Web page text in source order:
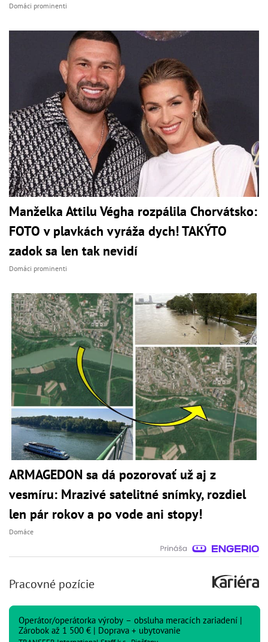
Domáci prominenti
Manželka Attilu Végha rozpálila Chorvátsko:
FOTO v plavkách vyráža dych! TAKÝTO
zadok sa len tak nevidí
Domáci prominenti
ARMAGEDON sa dá pozorovať už aj z
vesmíru: Mrazivé satelitné snímky, rozdiel
len pár rokov a po vode ani stopy!
Domáce
Pracovné pozície
Operátor/operátorka výroby – obsluha meracích zariadení |
Zárobok až 1 500 € | Doprava + ubytovanie